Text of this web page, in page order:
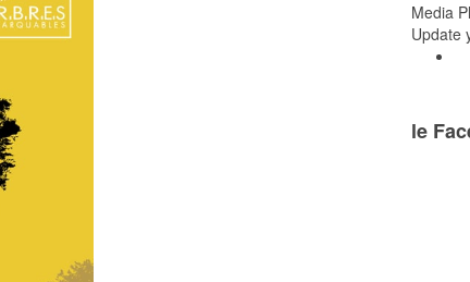
Media
Update
le